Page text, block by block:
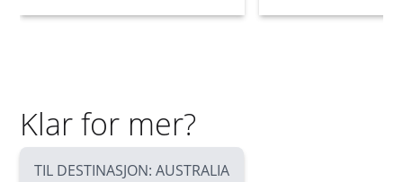
Klar for mer?
TIL DESTINASJON: AUSTRALIA